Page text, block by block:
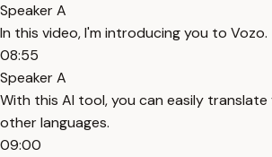
Speaker A
In this video, I'm introducing you to Vozo.
08:55
Speaker A
With this AI tool, you can easily
other languages.
09:00